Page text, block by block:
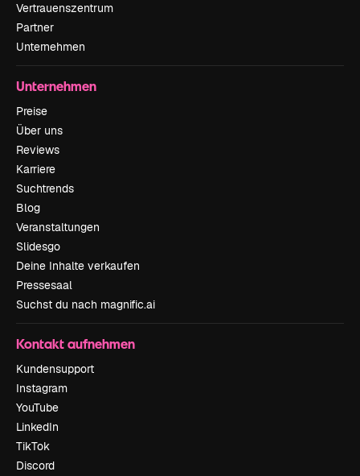
Vertrauenszentrum
Partner
Unternehmen
Unternehmen
Preise
Über uns
Reviews
Karriere
Suchtrends
Blog
Veranstaltungen
Slidesgo
Deine Inhalte verkaufen
Pressesaal
Suchst du nach magnific.ai
Kontakt aufnehmen
Kundensupport
Instagram
YouTube
LinkedIn
TikTok
Discord